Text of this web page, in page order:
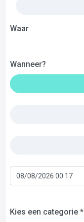
Waar
Wanneer?
Kies een categorie *